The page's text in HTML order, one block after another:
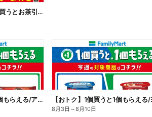
【無料引換券!】焼き麺買うとお茶引換券貰える!
【おトク】1個買うと1個もらえる/アイス
8月3日 ～8月10日